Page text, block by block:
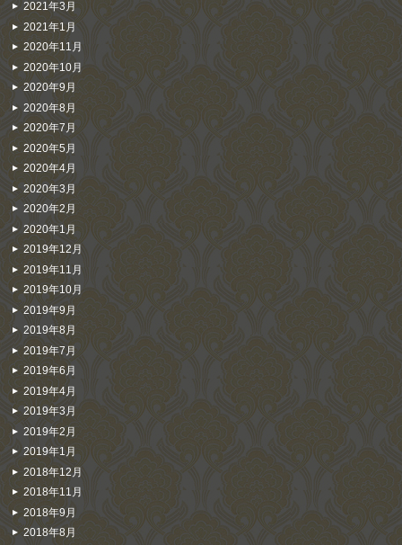
2021年3月
2021年1月
2020年11月
2020年10月
2020年9月
2020年8月
2020年7月
2020年5月
2020年4月
2020年3月
2020年2月
2020年1月
2019年12月
2019年11月
2019年10月
2019年9月
2019年8月
2019年7月
2019年6月
2019年4月
2019年3月
2019年2月
2019年1月
2018年12月
2018年11月
2018年9月
2018年8月